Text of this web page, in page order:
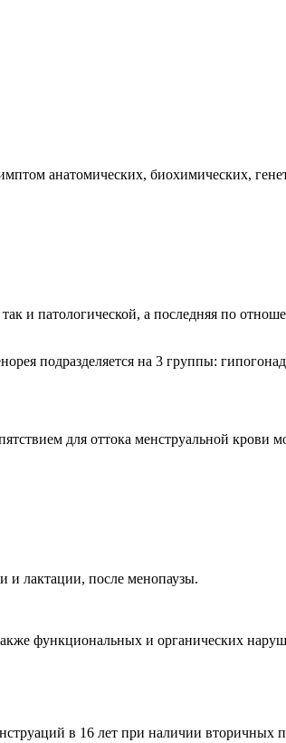
анатомических, биохимических,
и патологической, а последняя по
подразделяется на 3 группы:
для оттока менструальной крови
и лактации, после менопаузы.
функциональных и органических
в 16 лет при наличии вторичных